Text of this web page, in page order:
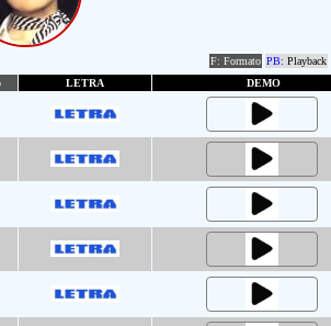
F: Formato PB: Playback
LETRA DEMO